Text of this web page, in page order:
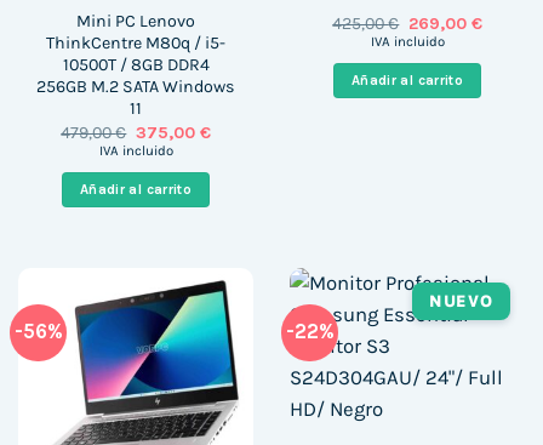
Mini PC Lenovo
ThinkCentre M80q / i5-
10500T / 8GB DDR4
256GB M.2 SATA Windows
11
479,00€ El
precio
era:
479,00 €.
375,00 €El
es:
375,00 €.
IVA incluido
Añadir al carrito
425,00€ El
precio
era:
425,00 €.
269,00 €El
es:
269,00
IVA incluido
Añadir al carrito
-56% -22%
NUEVO